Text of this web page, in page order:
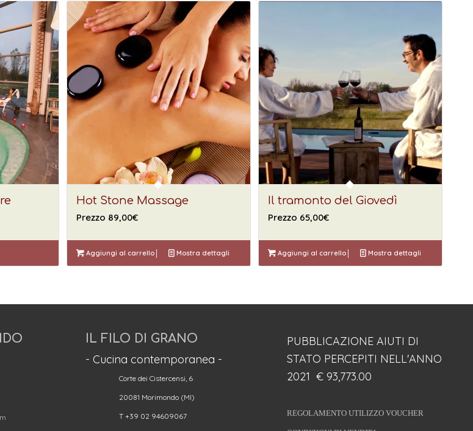
Hot Stone Massage
Prezzo 89,00€
Aggiungi al carrello Mostra dettagli
Il tramonto del Giovedì
Prezzo 65,00€
Aggiungi al carrello Mostra dettagli
IL FILO DI GRANO
- Cucina contemporanea -
Corte dei Cistercensi, 6
20081 Morimondo (MI)
T +39 02 94609067
PUBBLICAZIONE AIUTI DI
STATO PERCEPITI NELL'ANNO
2021 € 93,773.00
REGOLAMENTO UTILIZZO VOUCHER